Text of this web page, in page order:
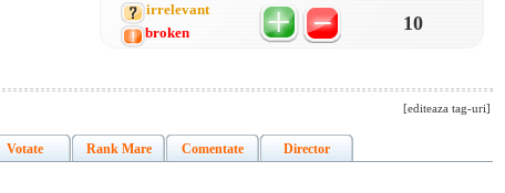
irrelevant
10
broken
[editeaza tag-uri]
Votate Rank Mare Comentate Director